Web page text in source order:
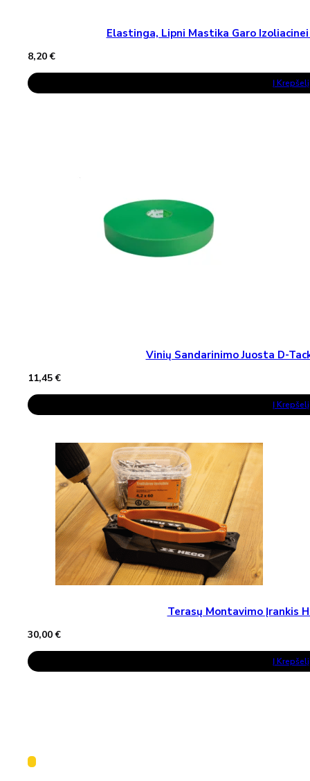
Elastinga, Lipni Mastika Garo Izoliacinei
8,20€
Į Krepšelį
Vinių Sandarinimo Juosta D-
11,45€
Į Krepšelį
Terasų Montavimo Įrankis
30,00€
Į Krepšelį